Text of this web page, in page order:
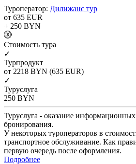
Туроператор: Дилижанс тур
от 635 EUR
+ 250 BYN
Cтоимость тура
✓
Турпродукт
от 2218 BYN (635 EUR)
✓
Туруслуга
250 BYN
Туруслуга - оказание информационных
бронирования.
У некоторых туроператоров в
транспортное обслуживание. Как
первую очередь после оформления.
Подробнее